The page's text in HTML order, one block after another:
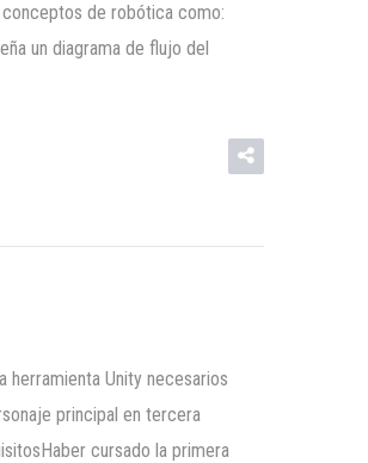
de robótica como:
un diagrama de flujo del
herramienta Unity necesarios
principal en tercera
cursado la primera